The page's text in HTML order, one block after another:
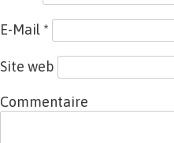
E-Mail *
Site web
Commentaire